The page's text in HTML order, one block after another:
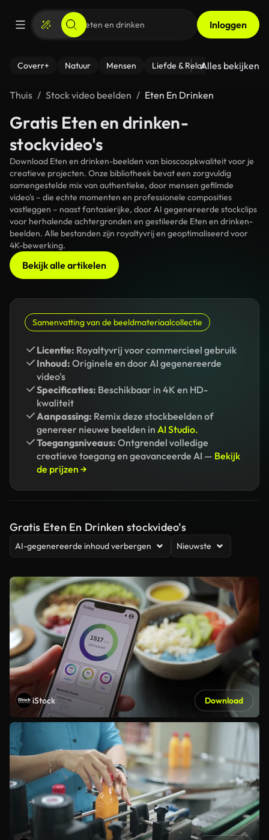
Inloggen
Coverr+ Natuur Mensen Liefde & Relaties - Fitness
Alles bekijken
Thuis Stock video beelden Eten En Drinken
Gratis Eten en drinken-
stockvideo's
Download Eten en drinken-beelden van bioscoopkwaliteit voor je
creatieve projecten. Onze bibliotheek bevat een zorgvuldig
samengestelde mix van authentieke, door mensen gefilmde
video's – die echte momenten en professionele composities
vastleggen – naast fantasierijke, door AI gegenereerde stockclips
voor herhalende achtergronden en gestileerde Eten en drinken-
beelden. Alle bestanden zijn royaltyvrij en geoptimaliseerd voor
4K-bewerking.
Bekijk alle artikelen
Samenvatting van de beeldmateriaalcollectie
Licentie: Royaltyvrij voor commercieel gebruik
Inhoud: Originele en door AI gegenereerde
video's
Specificaties: Beschikbaar in 4K en HD-
kwaliteit
Aanpassing: Remix deze stockbeelden of
genereer nieuwe beelden in AI Studio.
Toegangsniveaus: Ontgrendel volledige
creatieve toegang en geavanceerde AI — Bekijk
de prijzen →
Gratis Eten En Drinken stockvideo’s
AI-gegenereerde inhoud verbergen Nieuwste
iStock Download